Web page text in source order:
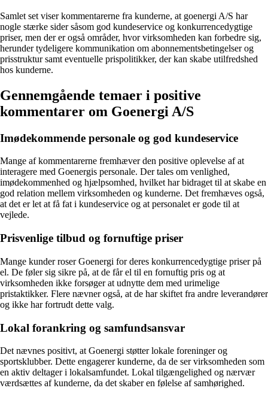
Samlet set viser kommentarerne fra kunderne, at goenergi A/S har
nogle stærke sider såsom god kundeservice og konkurrencedygtige
priser, men der er også områder, hvor virksomheden kan forbedre sig,
herunder tydeligere kommunikation om abonnementsbetingelser og
prisstruktur samt eventuelle prispolitikker, der kan skabe utilfredshed
hos kunderne.
Gennemgående temaer i positive
kommentarer om Goenergi A/S
Imødekommende personale og god kundeservice
Mange af kommentarerne fremhæver den positive oplevelse af at
interagere med Goenergis personale. Der tales om venlighed,
imødekommenhed og hjælpsomhed, hvilket har bidraget til at skabe en
god relation mellem virksomheden og kunderne. Det fremhæves også,
at det er let at få fat i kundeservice og at personalet er gode til at
vejlede.
Prisvenlige tilbud og fornuftige priser
Mange kunder roser Goenergi for deres konkurrencedygtige priser på
el. De føler sig sikre på, at de får el til en fornuftig pris og at
virksomheden ikke forsøger at udnytte dem med urimelige
pristaktikker. Flere nævner også, at de har skiftet fra andre leverandører
og ikke har fortrudt dette valg.
Lokal forankring og samfundsansvar
Det nævnes positivt, at Goenergi støtter lokale foreninger og
sportsklubber. Dette engagerer kunderne, da de ser virksomheden som
en aktiv deltager i lokalsamfundet. Lokal tilgængelighed og nærvær
værdsættes af kunderne, da det skaber en følelse af samhørighed.